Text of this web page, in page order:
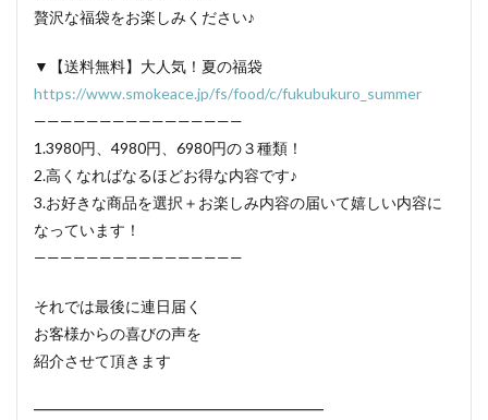
贅沢な福袋をお楽しみください♪
▼【送料無料】大人気！夏の福袋
https://www.smokeace.jp/fs/food/c/fukubukuro_summer
————————————————
1.3980円、4980円、6980円の３種類！
2.高くなればなるほどお得な内容です♪
3.お好きな商品を選択＋お楽しみ内容の届いて嬉しい内容に
なっています！
————————————————
それでは最後に連日届く
お客様からの喜びの声を
紹介させて頂きます
━━━━━━━━━━━━━━━━━━━